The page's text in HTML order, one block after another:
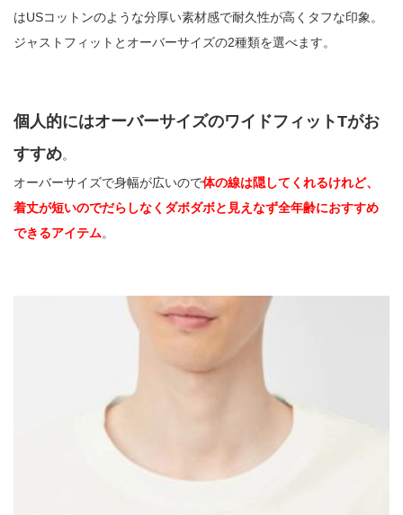
はUSコットンのような分厚い素材感で耐久性が高くタフな印象。
ジャストフィットとオーバーサイズの2種類を選べます。
個人的にはオーバーサイズのワイドフィットTがお
すすめ。
オーバーサイズで身幅が広いので体の線は隠してくれるけれど、
着丈が短いのでだらしなくダボダボと見えなず全年齢におすすめ
できるアイテム。